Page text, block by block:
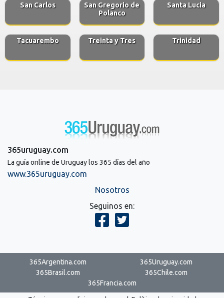
San Carlos
San Gregorio de
Polanco
Santa Lucia
Tacuarembo Treinta y Tres Trinidad
365uruguay.com
La guía online de Uruguay los 365 días del año
www.365uruguay.com
Nosotros
Seguinos en:
365Argentina.com
365Uruguay.com
365Brasil.com
365Chile.com
365Francia.com